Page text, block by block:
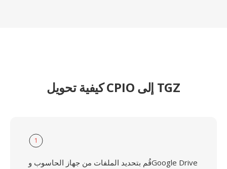
كيفية تحويل CPIO إلى TGZ
1
قُم بتحديد الملفات من جهاز الحاسوب وGoogle Drive